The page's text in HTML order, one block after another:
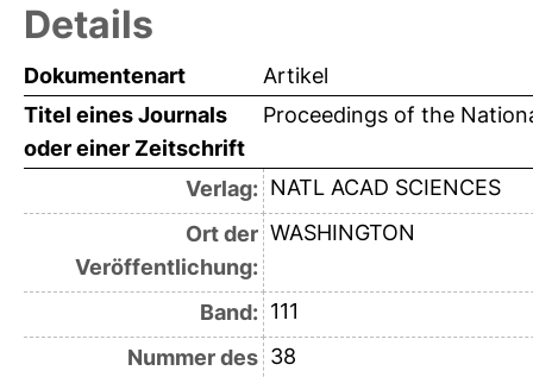
Details
Dokumentenart
Artikel
Titel eines Journals
oder einer Zeitschrift
Proceedings of the
Verlag: NATL ACAD SCIENCES
Ort der
Veröffentlichung:
WASHINGTON
Band: 111
Nummer des 38